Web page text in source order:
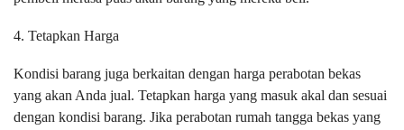
4. Tetapkan Harga
Kondisi barang juga berkaitan dengan harga perabotan bekas
yang akan Anda jual. Tetapkan harga yang masuk akal dan sesuai
dengan kondisi barang. Jika perabotan rumah tangga bekas yang